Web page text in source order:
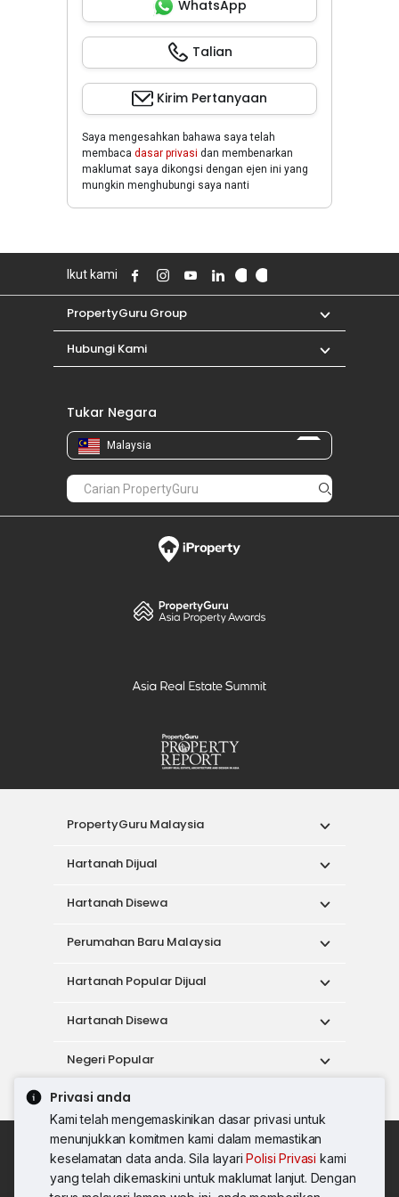
Privasi anda
Kami telah mengemaskinikan dasar privasi untuk
menunjukkan komitmen kami dalam memastikan
keselamatan data anda. Sila layariPolisi Privasi kami
yang telah dikemaskini untuk maklumat lanjut. Dengan
WhatsApp
Talian
Kirim Pertanyaan
Saya mengesahkan bahawa saya telah
membaca dasar privasi dan membenarkan
maklumat saya dikongsi dengan ejen ini yang
mungkin menghubungi saya nanti
Ikut kami
PropertyGuru Group
Hubungi Kami
Tukar Negara
Malaysia
PropertyGuru Malaysia
Hartanah Dijual
Hartanah Disewa
Perumahan Baru Malaysia
Hartanah Popular Dijual
Hartanah Disewa
Negeri Popular
Alat
Dasar Penggunaan
Syarat Perkhidmatan
Dasar Privasi
Syarat Pembelian